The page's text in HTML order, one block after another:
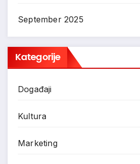
September 2025
Kategorije
Događaji
Kultura
Marketing